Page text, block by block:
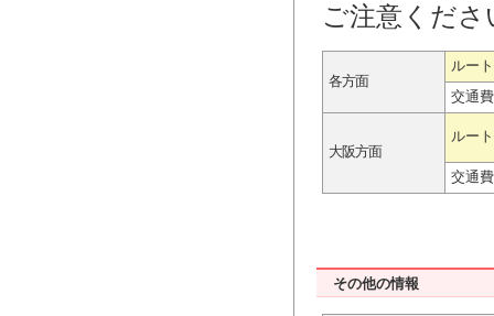
ご注意くださ
各方面
ルート
交通
大阪方面
ルート
交通
その他の情報